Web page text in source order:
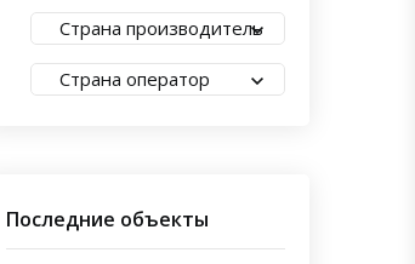
Страна производитель
Страна оператор
Последние объекты